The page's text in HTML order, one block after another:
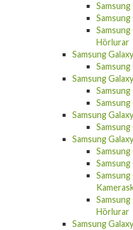
Samsung
Hörlurar
Samsung
Samsung
Samsung
Samsung
Samsung
Samsung
Samsung
Samsung
Samsung
Hörlurar
Samsung